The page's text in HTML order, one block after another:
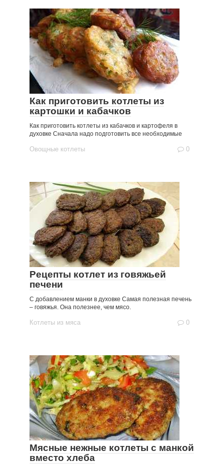
Как приготовить котлеты из
картошки и кабачков
Как приготовить котлеты из кабачков и картофеля в
духовке Сначала надо подготовить все необходимые
Овощные котлеты 0
Рецепты котлет из говяжьей
печени
С добавлением манки в духовке Самая полезная печень
– говяжья. Она полезнее, чем мясо.
Котлеты из мяса 0
Мясные нежные котлеты с манкой
вместо хлеба